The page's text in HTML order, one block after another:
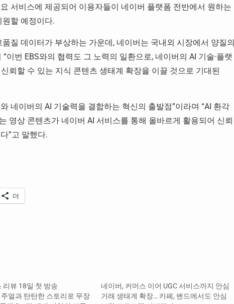
서비스에 제공되어 이용자들이 네이버 플랫폼 전반에서 원하는
할 예정이다.
질 데이터가 부상하는 가운데, 네이버는 국내외 시장에서 양질
번 EBS와의 협력도 그 노력의 일환으로, 네이버의 AI 기술·플랫
뢰할 수 있는 지식 콘텐츠 생태계 확장을 이끌 것으로 기대된
네이버의 AI 기술력을 결합하는 혁신의 출발점”이라며 “AI 환각
영상 콘텐츠가 네이버 AI 서비스를 통해 올바르게 활용되어 신뢰
”고 말했다.
더
리뷰 18일 첫 방송
얼과 탄탄한 스토리로 무장
네이버, 커머스 이어 UGC 서비스까지 안심
거래 생태계 확장… 카페, 밴드에서도 안심